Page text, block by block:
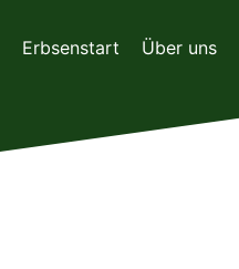
InhaltErbsenstart Über uns